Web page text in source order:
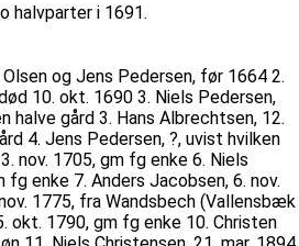
halvparter i 1691.
og Jens Pedersen, før 1664 2.
10. okt. 1690 3. Niels Pedersen,
halve gård 3. Hans Albrechtsen, 12.
4. Jens Pedersen, ?, uvist hvilken
nov. 1705, gm fg enke 6. Niels
fg enke 7. Anders Jacobsen, 6. nov.
1775, fra Wandsbech (Vallensbæk
okt. 1790, gm fg enke 10. Christen